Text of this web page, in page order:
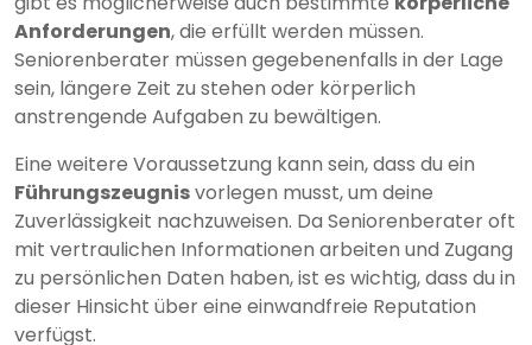
Anforderungen, die erfüllt werden müssen.
Seniorenberater müssen gegebenenfalls in der Lage
sein, längere Zeit zu stehen oder körperlich
anstrengende Aufgaben zu bewältigen.
Eine weitere Voraussetzung kann sein, dass du ein
Führungszeugnisvorlegen musst, um deine
Zuverlässigkeit nachzuweisen. Da Seniorenberater oft
mit vertraulichen Informationen arbeiten und Zugang
zu persönlichen Daten haben, ist es wichtig, dass du in
dieser Hinsicht über eine einwandfreie Reputation
verfügst.